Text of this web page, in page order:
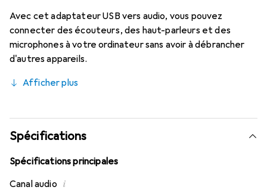
Avec cet adaptateur USB vers audio, vous pouvez
connecter des écouteurs, des haut-parleurs et des
microphones à votre ordinateur sans avoir à débrancher
d'autres appareils.
Afficher plus
Spécifications
Spécifications principales
Canal audio i